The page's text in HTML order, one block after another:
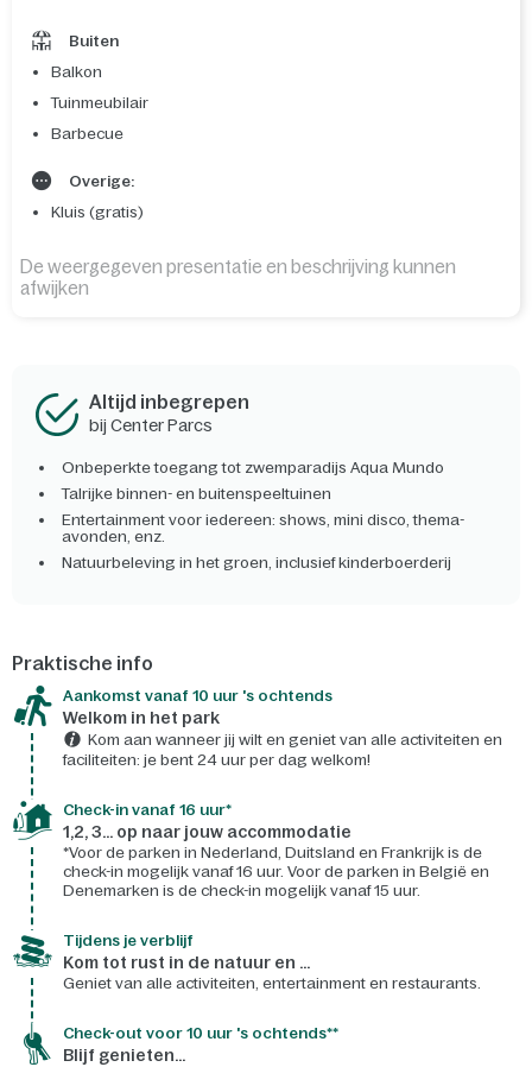
Buiten
Balkon
Tuinmeubilair
Barbecue
Overige:
Kluis (gratis)
De weergegeven presentatie en beschrijving kunnen
afwijken
Altijd inbegrepen
bij Center Parcs
Onbeperkte toegang tot zwemparadijs Aqua Mundo
Talrijke binnen- en buitenspeeltuinen
Entertainment voor iedereen: shows, mini disco, thema-
avonden, enz.
Natuurbeleving in het groen, inclusief kinderboerderij
Praktische info
Aankomst vanaf 10 uur 's ochtends
Welkom in het park
Kom aan wanneer jij wilt en geniet van alle activiteiten en
faciliteiten: je bent 24 uur per dag welkom!
Check-in vanaf 16 uur*
1,2, 3... op naar jouw accommodatie
*Voor de parken in Nederland, Duitsland en Frankrijk is de
check-in mogelijk vanaf 16 uur. Voor de parken in België en
Denemarken is de check-in mogelijk vanaf 15 uur.
Tijdens je verblijf
Kom tot rust in de natuur en ...
Geniet van alle activiteiten, entertainment en restaurants.
Check-out voor 10 uur 's ochtends**
Blijf genieten...